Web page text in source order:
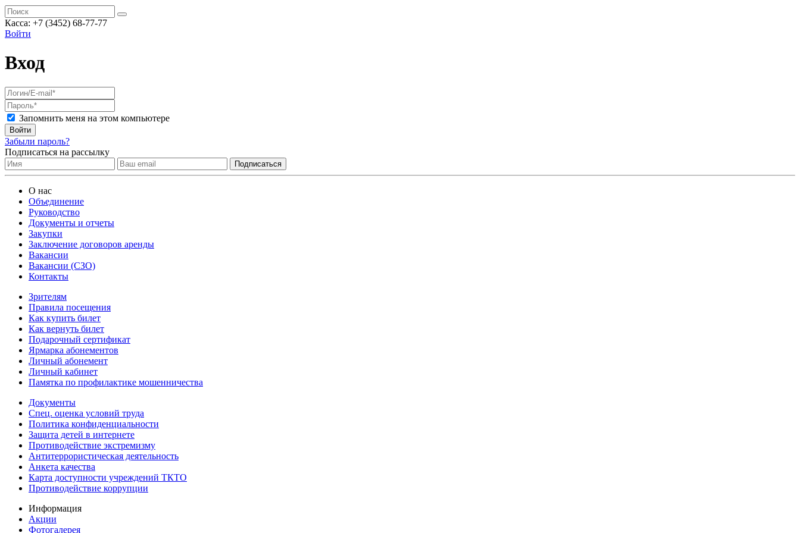
Касса: +7 (3452) 68-77-77
Войти
Вход
Запомнить меня на этом компьютере
Войти
Забыли пароль?
Подписаться на рассылку
О нас
Объединение
Руководство
Документы и отчеты
Закупки
Заключение договоров аренды
Вакансии
Вакансии (СЗО)
Контакты
Зрителям
Правила посещения
Как купить билет
Как вернуть билет
Подарочный сертификат
Ярмарка абонементов
Личный абонемент
Личный кабинет
Памятка по профилактике мошенничества
Документы
Спец. оценка условий труда
Политика конфиденциальности
Защита детей в интернете
Противодействие экстремизму
Антитеррористическая деятельность
Анкета качества
Карта доступности учреждений ТКТО
Противодействие коррупции
Информация
Акции
Фотогалерея